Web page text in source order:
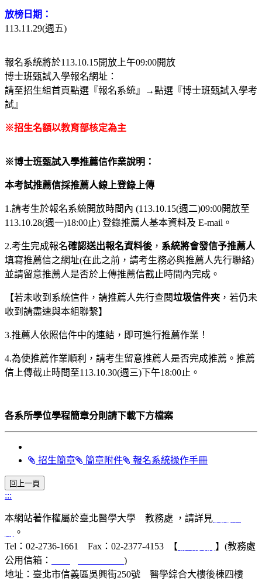
放榜日期：
113.11.29(週五)
報名系統將於113.10.15開放上午09:00開放
博士班甄試入學報名網址：
請至招生組首頁點選『報名系統』→點選『博士班甄試入學考
試』
※招生名額以教育部核定為主
※博士班甄試入學推薦信作業說明：
本考試推薦信採推薦人線上登錄上傳
1.請考生於報名系統開放時間內 (113.10.15(週二)09:00開放至
113.10.28(週一)18:00止) 登錄推薦人基本資料及 E-mail。
2.考生完成報名確認送出報名資料後 ， 系統將會發信予推薦人
填寫推薦信之網址(在此之前，請考生務必與推薦人先行聯絡)
並請留意推薦人是否於上傳推薦信截止時間內完成。
【若未收到系統信件，請推薦人先行查閱垃圾信件夾 ，若仍未
收到請盡速與本組聯繫】
3.推薦人依照信件中的連結，即可進行推薦作業！
4.為使推薦作業順利，請考生留意推薦人是否完成推薦。推薦
信上傳截止時間至113.10.30(週三)下午18:00止。
各系所學位學程簡章分則請下載下方檔案
招生簡章 簡章附件 報名系統操作手冊
:::
本網站著作權屬於臺北醫學大學 教務處 ，請詳見
。
Tel：02-2736-1661 Fax：02-2377-4153 【
】(教務處
公用信箱：
)
地址：臺北市信義區吳興街250號 醫學綜合大樓後棟四樓